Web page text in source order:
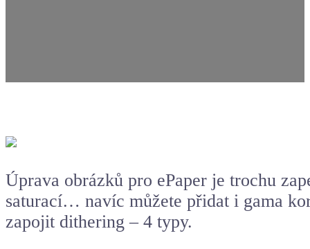
Úprava obrázků pro ePaper je trochu
saturací… navíc můžete přidat i gama
zapojit dithering – 4 typy.